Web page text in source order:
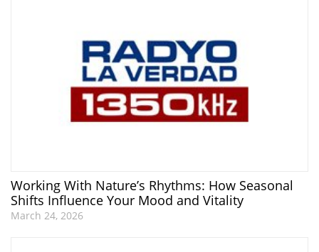
Working With Nature’s Rhythms: How Seasonal
Shifts Influence Your Mood and Vitality
March 24, 2026